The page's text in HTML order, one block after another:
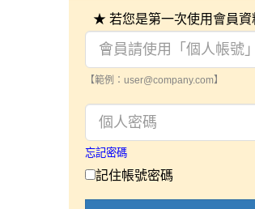
★ 若您是第一次使用會員資
【範例：user@company.com】
忘記密碼
記住帳號密碼